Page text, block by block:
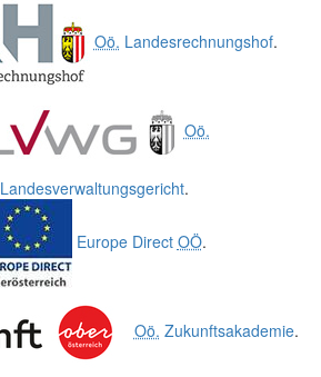
Oö. Landesrechnungshof.
Oö.
Landesverwaltungsgericht.
Europe Direct OÖ.
Oö. Zukunftsakademie.